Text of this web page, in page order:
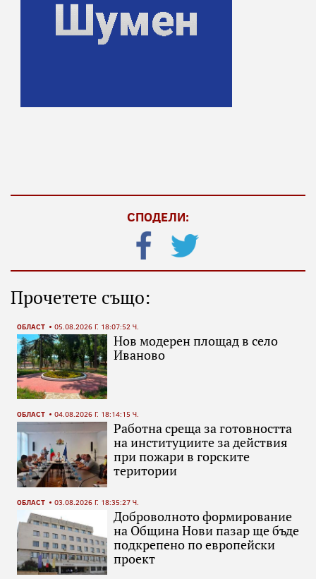
СПОДЕЛИ:
Прочетете също:
ОБЛАСТ 05.08.2026 Г. 18:07:52 Ч.
Нов модерен площад в село
Иваново
ОБЛАСТ 04.08.2026 Г. 18:14:15 Ч.
Работна среща за готовността
на институциите за действия
при пожари в горските
територии
ОБЛАСТ 03.08.2026 Г. 18:35:27 Ч.
Доброволното формирование
на Община Нови пазар ще бъде
подкрепено по европейски
проект